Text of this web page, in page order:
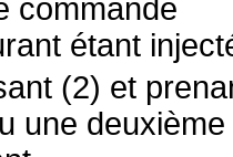
commande
étant
(2) et
une deuxième